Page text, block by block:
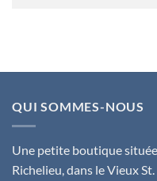
QUI SOMMES-NOUS
Une petite boutique
Richelieu, dans le Vieux